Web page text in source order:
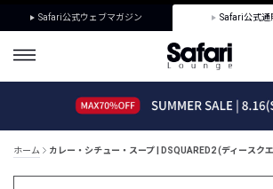
Safari公式ウェブマガジン Safari公式通
ホーム カレー・シチュー・スープ | DSQUARED2 (ディースク